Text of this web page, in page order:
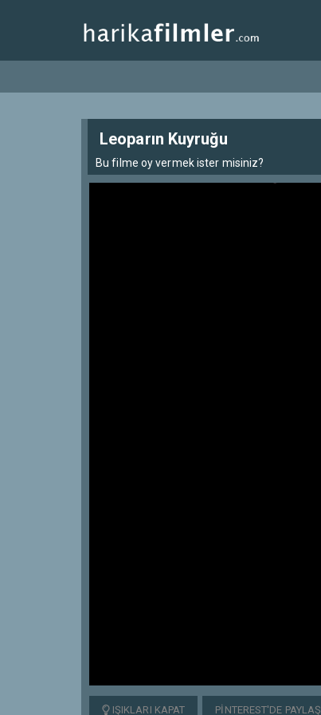
Leoparın Kuyruğu
Bu filme oy vermek ister misiniz?
IŞIKLARI KAPAT PINTEREST'DE PAYLAŞ